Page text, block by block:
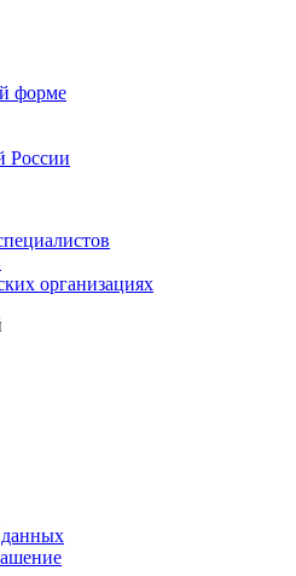
форме
России
организациях